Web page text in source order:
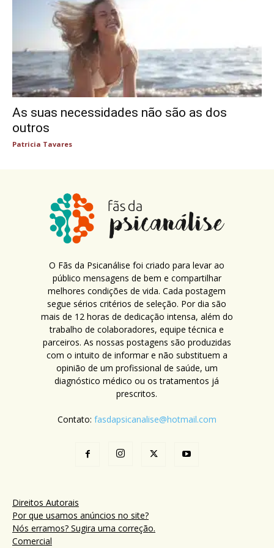
As suas necessidades não são as dos
outros
Patricia Tavares
O Fãs da Psicanálise foi criado para levar ao
público mensagens de bem e compartilhar
melhores condições de vida. Cada postagem
segue sérios critérios de seleção. Por dia são
mais de 12 horas de dedicação intensa, além do
trabalho de colaboradores, equipe técnica e
parceiros. As nossas postagens são produzidas
com o intuito de informar e não substituem a
opinião de um profissional de saúde, um
diagnóstico médico ou os tratamentos já
prescritos.
Contato: fasdapsicanalise@hotmail.com
Direitos Autorais
Por que usamos anúncios no site?
Nós erramos? Sugira uma correção.
Comercial